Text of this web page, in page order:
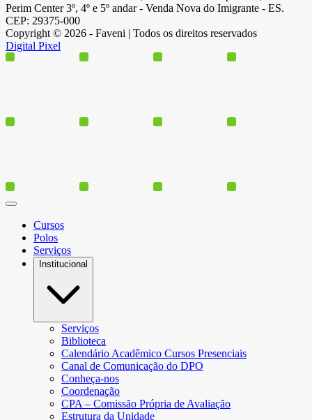
Perim Center 3º, 4º e 5º andar - Venda Nova do Imigrante - ES.
CEP: 29375-000
Copyright © 2026 - Faveni | Todos os direitos reservados
Digital Pixel
Cursos
Polos
Serviços
Institucional
Serviços
Biblioteca
Calendário Acadêmico Cursos Presenciais
Canal de Comunicação do DPO
Conheça-nos
Coordenação
CPA – Comissão Própria de Avaliação
Estrutura da Unidade